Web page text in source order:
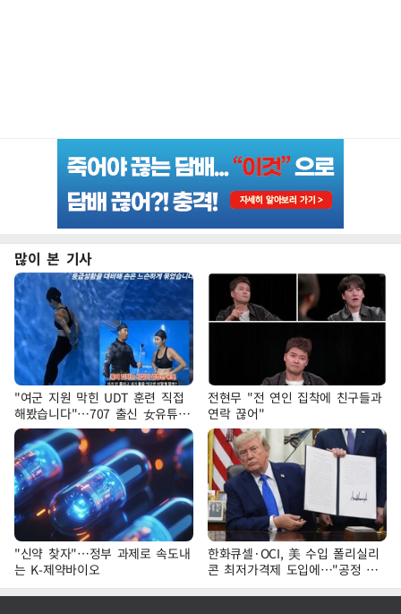
많이 본 기사
"여군 지원 막힌 UDT 훈련 직접
해봤습니다"…707 출신 女유튜버
'완벽 소화'
전현무 "전 연인 집착에 친구들과
연락 끊어"
"신약 찾자"…정부 과제로 속도내
는 K-제약바이오
한화큐셀·OCI, 美 수입 폴리실리
콘 최저가격제 도입에…"공정 경
쟁·수익성 개선 환영"